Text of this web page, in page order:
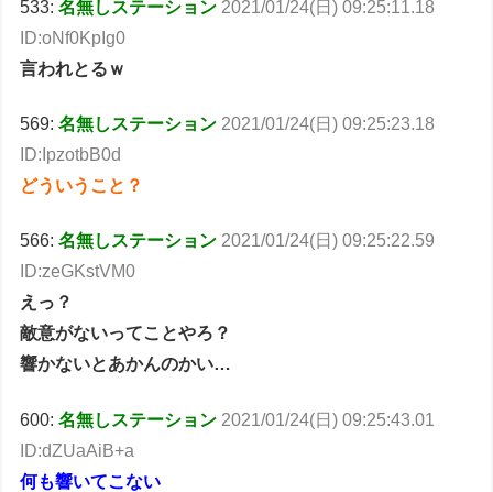
533:名無しステーション 2021/01/24(日) 09:25:11.18
ID:oNf0KpIg0
言われとるｗ
569:名無しステーション 2021/01/24(日) 09:25:23.18
ID:IpzotbB0d
どういうこと？
566:名無しステーション 2021/01/24(日) 09:25:22.59
ID:zeGKstVM0
えっ？
敵意がないってことやろ？
響かないとあかんのかい…
600:名無しステーション 2021/01/24(日) 09:25:43.01
ID:dZUaAiB+a
何も響いてこない